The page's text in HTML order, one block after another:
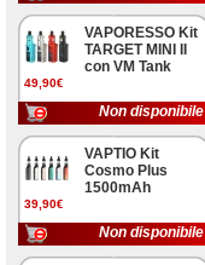
49,90€
VAPORESSO Kit
TARGET MINI II
con VM Tank
Non disponibile
39,90€
VAPTIO Kit
Cosmo Plus
1500mAh
Non disponibile